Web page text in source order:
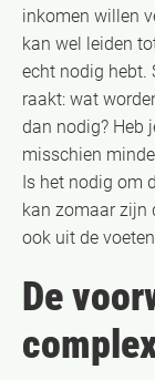
inkomen willen
kan wel leiden
echt nodig hebt.
raakt: wat
dan nodig? Heb
misschien
Is het nodig om
kan zomaar zijn
ook uit de
De